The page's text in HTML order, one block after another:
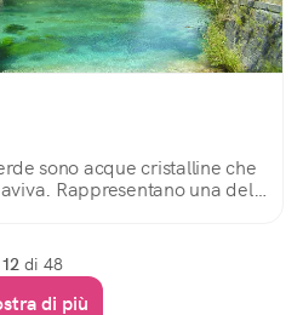
sono acque cristalline che
Rappresentano una delle
12 di 48
di più